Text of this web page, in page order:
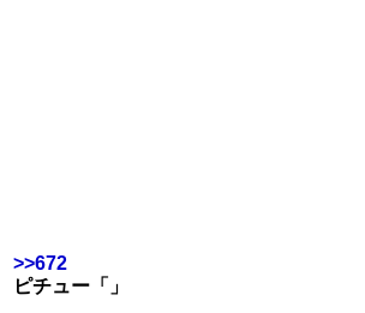
>>672
ピチュー「」